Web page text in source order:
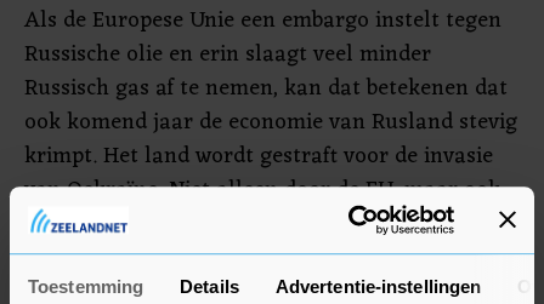
Toestemming Details Advertentie-instellingen
Als de Europese Unie een embargo instelt tegen
Russische olie en erin slaagt veel minder
Russisch gas af te nemen, kan dat betekenen dat
ook komend jaar de economie van Rusland stevig
krimpt. Het land wordt gestraft voor de invasie
van Oekraïne. Niet alleen door de EU, maar ook
door de Verenigde Staten en het Verenigd
Koninkrijk.